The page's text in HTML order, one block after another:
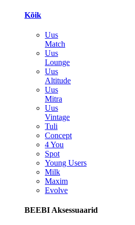
Kõik
Uus
Match
Uus
Lounge
Uus
Altitude
Uus
Mitra
Uus
Vintage
Tuli
Concept
4 You
Spot
Young Users
Milk
Maxim
Evolve
BEEBI Aksessuaarid